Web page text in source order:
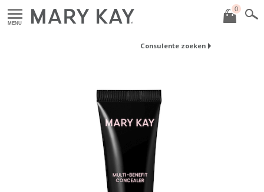
MENU
0
Consulente zoeken